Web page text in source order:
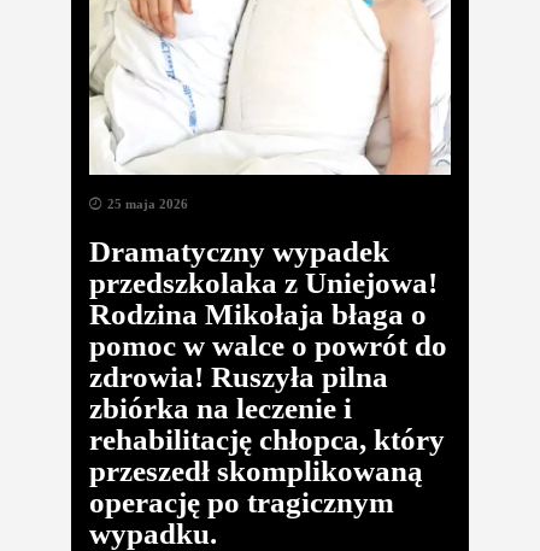
25 maja 2026
Dramatyczny wypadek
przedszkolaka z Uniejowa!
Rodzina Mikołaja błaga o
pomoc w walce o powrót do
zdrowia! Ruszyła pilna
zbiórka na leczenie i
rehabilitację chłopca, który
przeszedł skomplikowaną
operację po tragicznym
wypadku.